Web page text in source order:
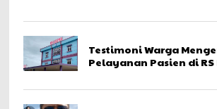
Testimoni Warga
Pelayanan Pasien di RS